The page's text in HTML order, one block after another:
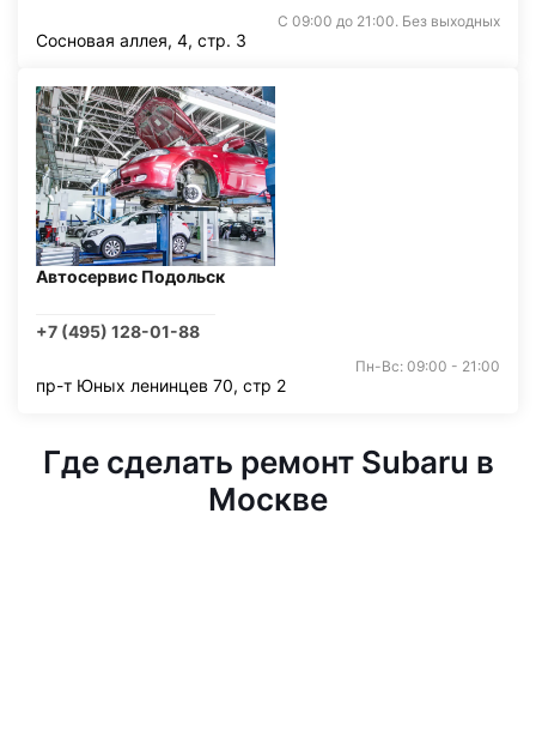
С 09:00 до 21:00. Без выходных
Сосновая аллея, 4, стр. 3
Автосервис Подольск
+7 (495) 128-01-88
Пн-Вс: 09:00 - 21:00
пр-т Юных ленинцев 70, стр 2
Где сделать ремонт Subaru в
Москве